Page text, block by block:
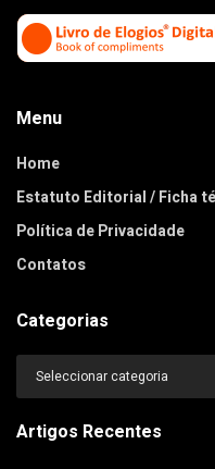
Menu
Home
Estatuto Editorial / Ficha
Política de Privacidade
Contatos
Categorias
Categorias
Artigos Recentes